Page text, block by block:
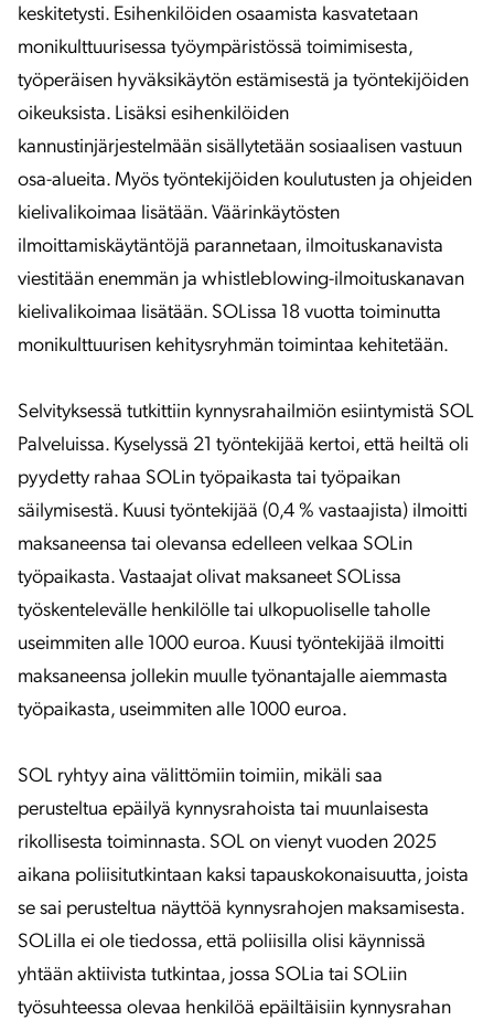
keskitetysti. Esihenkilöiden osaamista kasvatetaan
monikulttuurisessa työympäristössä toimimisesta,
työperäisen hyväksikäytön estämisestä ja työntekijöiden
oikeuksista. Lisäksi esihenkilöiden
kannustinjärjestelmään sisällytetään sosiaalisen vastuun
osa-alueita. Myös työntekijöiden koulutusten ja ohjeiden
kielivalikoimaa lisätään. Väärinkäytösten
ilmoittamiskäytäntöjä parannetaan, ilmoituskanavista
viestitään enemmän ja whistleblowing-ilmoituskanavan
kielivalikoimaa lisätään. SOLissa 18 vuotta toiminutta
monikulttuurisen kehitysryhmän toimintaa kehitetään.
Selvityksessä tutkittiin kynnysrahailmiön esiintymistä SOL
Palveluissa. Kyselyssä 21 työntekijää kertoi, että heiltä oli
pyydetty rahaa SOLin työpaikasta tai työpaikan
säilymisestä. Kuusi työntekijää (0,4 % vastaajista) ilmoitti
maksaneensa tai olevansa edelleen velkaa SOLin
työpaikasta. Vastaajat olivat maksaneet SOLissa
työskentelevälle henkilölle tai ulkopuoliselle taholle
useimmiten alle 1000 euroa. Kuusi työntekijää ilmoitti
maksaneensa jollekin muulle työnantajalle aiemmasta
työpaikasta, useimmiten alle 1000 euroa.
SOL ryhtyy aina välittömiin toimiin, mikäli saa
perusteltua epäilyä kynnysrahoista tai muunlaisesta
rikollisesta toiminnasta. SOL on vienyt vuoden 2025
aikana poliisitutkintaan kaksi tapauskokonaisuutta, joista
se sai perusteltua näyttöä kynnysrahojen maksamisesta.
SOLilla ei ole tiedossa, että poliisilla olisi käynnissä
yhtään aktiivista tutkintaa, jossa SOLia tai SOLiin
työsuhteessa olevaa henkilöä epäiltäisiin kynnysrahan